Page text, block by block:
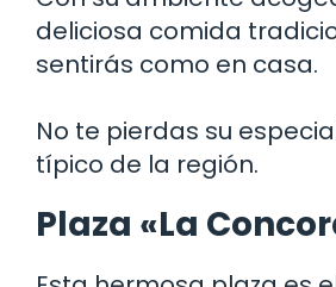
deliciosa comida
sentirás como en casa.
No te pierdas su
típico de la región.
Plaza «La